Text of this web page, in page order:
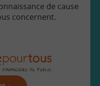
de cause
concernent.